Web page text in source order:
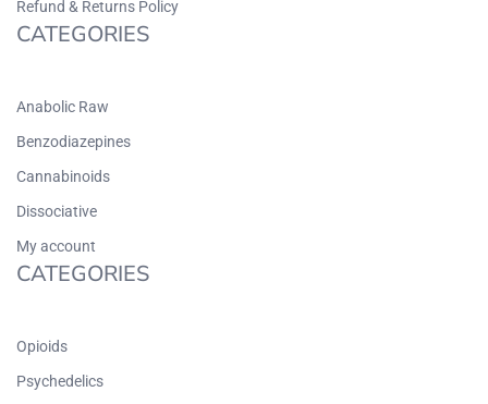
Refund & Returns Policy
CATEGORIES
Anabolic Raw
Benzodiazepines
Cannabinoids
Dissociative
My account
CATEGORIES
Opioids
Psychedelics